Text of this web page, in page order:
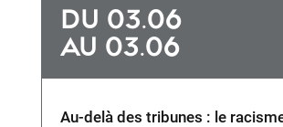
DU 03.06
AU 03.06
Au-delà des tribunes : le